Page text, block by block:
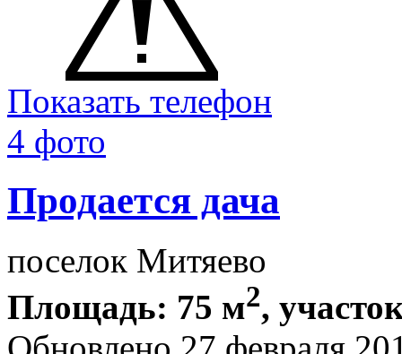
Показать телефон
4 фото
Продается дача
поселок Митяево
Площадь: 75 м2,